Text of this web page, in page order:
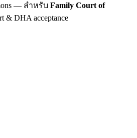
— สำหรับ Family Court of
& DHA acceptance